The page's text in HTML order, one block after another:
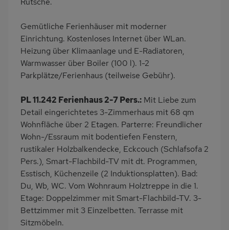
Gemütliche Ferienhäuser mit moderner
Einrichtung. Kostenloses Internet über WLan.
Heizung über Klimaanlage und E-Radiatoren,
Warmwasser über Boiler (100 l). 1-2
Parkplätze/Ferienhaus (teilweise Gebühr).
PL 11.242 Ferienhaus 2-7 Pers.: Mit Liebe zum
Detail eingerichtetes 3-Zimmerhaus mit 68 qm
Wohnfläche über 2 Etagen. Parterre: Freundlicher
Wohn-/Essraum mit bodentiefen Fenstern,
rustikaler Holzbalkendecke, Eckcouch (Schlafsofa 2
Pers.), Smart-Flachbild-TV mit dt. Programmen,
Esstisch, Küchenzeile (2 Induktionsplatten). Bad:
Du, Wb, WC. Vom Wohnraum Holztreppe in die 1.
Etage: Doppelzimmer mit Smart-Flachbild-TV. 3-
Bettzimmer mit 3 Einzelbetten. Terrasse mit
Sitzmöbeln.